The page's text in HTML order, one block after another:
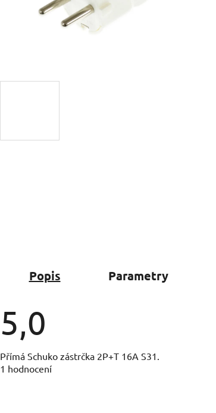
Popis Parametry
5,0
Průměrné
hodnocení
produktu
1 hodnocení
Přímá Schuko zástrčka 2P+T 16A S31.